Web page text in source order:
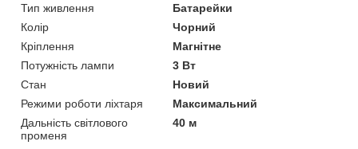
Тип живлення
Батарейки
Колір
Чорний
Кріплення
Магнітне
Потужність лампи
3 Вт
Стан
Новий
Режими роботи ліхтаря
Максимальний
Дальність світлового
променя
40 м